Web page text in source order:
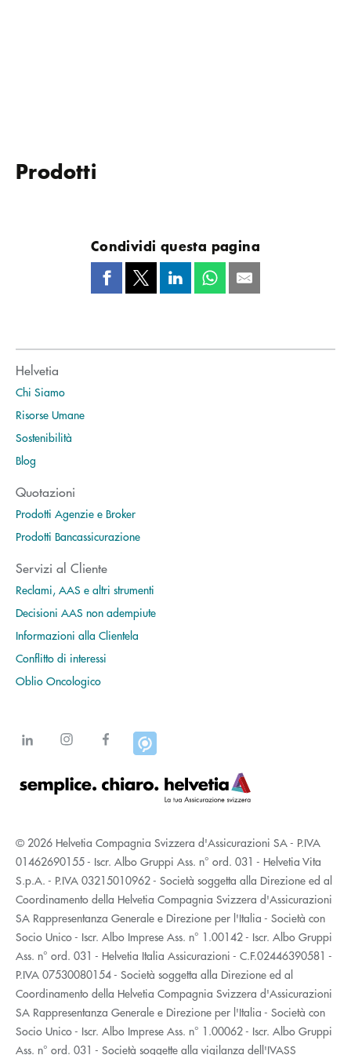
Prodotti
Condividi questa pagina
Helvetia
Chi Siamo
Risorse Umane
Sostenibilità
Blog
Quotazioni
Prodotti Agenzie e Broker
Prodotti Bancassicurazione
Servizi al Cliente
Reclami, AAS e altri strumenti
Decisioni AAS non adempiute
Informazioni alla Clientela
Conflitto di interessi
Oblio Oncologico
© 2026 Helvetia Compagnia Svizzera d'Assicurazioni SA - P.IVA
01462690155 - Iscr. Albo Gruppi Ass. n° ord. 031 - Helvetia Vita
S.p.A. - P.IVA 03215010962 - Società soggetta alla Direzione ed al
Coordinamento della Helvetia Compagnia Svizzera d'Assicurazioni
SA Rappresentanza Generale e Direzione per l'Italia - Società con
Socio Unico - Iscr. Albo Imprese Ass. n° 1.00142 - Iscr. Albo Gruppi
Ass. n° ord. 031 - Helvetia Italia Assicurazioni - C.F.02446390581 -
P.IVA 07530080154 - Società soggetta alla Direzione ed al
Coordinamento della Helvetia Compagnia Svizzera d'Assicurazioni
SA Rappresentanza Generale e Direzione per l'Italia - Società con
Socio Unico - Iscr. Albo Imprese Ass. n° 1.00062 - Iscr. Albo Gruppi
Ass. n° ord. 031 - Società soggette alla vigilanza dell'IVASS